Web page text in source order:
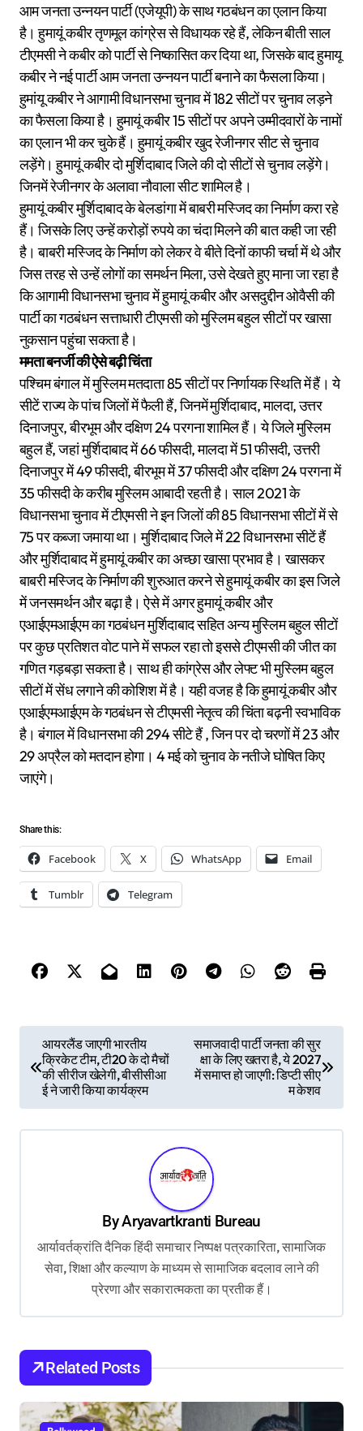
आम जनता उन्नयन पार्टी (एजेयूपी) के साथ गठबंधन का एलान किया
है। हुमायूं कबीर तृणमूल कांग्रेस से विधायक रहे हैं, लेकिन बीती साल
टीएमसी ने कबीर को पार्टी से निष्कासित कर दिया था, जिसके बाद हुमायू
कबीर ने नई पार्टी आम जनता उन्नयन पार्टी बनाने का फैसला किया।
हुमांयू कबीर ने आगामी विधानसभा चुनाव में 182 सीटों पर चुनाव लड़ने
का फैसला किया है। हुमायूं कबीर 15 सीटों पर अपने उम्मीदवारों के नामों
का एलान भी कर चुके हैं। हुमायूं कबीर खुद रेजीनगर सीट से चुनाव
लड़ेंगे। हुमायूं कबीर दो मुर्शिदाबाद जिले की दो सीटों से चुनाव लड़ेंगे।
जिनमें रेजीनगर के अलावा नौवाला सीट शामिल है।
हुमायूं कबीर मुर्शिदाबाद के बेलडांगा में बाबरी मस्जिद का निर्माण करा रहे
हैं। जिसके लिए उन्हें करोड़ों रुपये का चंदा मिलने की बात कही जा रही
है। बाबरी मस्जिद के निर्माण को लेकर वे बीते दिनों काफी चर्चा में थे और
जिस तरह से उन्हें लोगों का समर्थन मिला, उसे देखते हुए माना जा रहा है
कि आगामी विधानसभा चुनाव में हुमायूं कबीर और असदुद्दीन ओवैसी की
पार्टी का गठबंधन सत्ताधारी टीएमसी को मुस्लिम बहुल सीटों पर खासा
नुकसान पहुंचा सकता है।
ममता बनर्जी की ऐसे बढ़ी चिंता
पश्चिम बंगाल में मुस्लिम मतदाता 85 सीटों पर निर्णायक स्थिति में हैं। ये
सीटें राज्य के पांच जिलों में फैली हैं, जिनमें मुर्शिदाबाद, मालदा, उत्तर
दिनाजपुर, बीरभूम और दक्षिण 24 परगना शामिल हैं। ये जिले मुस्लिम
बहुल हैं, जहां मुर्शिदाबाद में 66 फीसदी, मालदा में 51 फीसदी, उत्तरी
दिनाजपुर में 49 फीसदी, बीरभूम में 37 फीसदी और दक्षिण 24 परगना में
35 फीसदी के करीब मुस्लिम आबादी रहती है। साल 2021 के
विधानसभा चुनाव में टीएमसी ने इन जिलों की 85 विधानसभा सीटों में से
75 पर कब्जा जमाया था। मुर्शिदाबाद जिले में 22 विधानसभा सीटें हैं
और मुर्शिदाबाद में हुमायूं कबीर का अच्छा खासा प्रभाव है। खासकर
बाबरी मस्जिद के निर्माण की शुरुआत करने से हुमायूं कबीर का इस जिले
में जनसमर्थन और बढ़ा है। ऐसे में अगर हुमायूं कबीर और
एआईएमआईएम का गठबंधन मुर्शिदाबाद सहित अन्य मुस्लिम बहुल सीटों
पर कुछ प्रतिशत वोट पाने में सफल रहा तो इससे टीएमसी की जीत का
गणित गड़बड़ा सकता है। साथ ही कांग्रेस और लेफ्ट भी मुस्लिम बहुल
सीटों में सेंध लगाने की कोशिश में है। यही वजह है कि हुमायूं कबीर और
एआईएमआईएम के गठबंधन से टीएमसी नेतृत्व की चिंता बढ़नी स्वभाविक
है। बंगाल में विधानसभा की 294 सीटे हैं , जिन पर दो चरणों में 23 और
29 अप्रैल को मतदान होगा। 4 मई को चुनाव के नतीजे घोषित किए
जाएंगे।
Share this:
Facebook X WhatsApp Email
Tumblr Telegram
o
n
आयरलैंड जाएगी भारतीय
क्रिकेट टीम, टी20 के दो मैचों
की सीरीज खेलेगी, बीसीसीआ
ई ने जारी किया कार्यक्रम
समाजवादी पार्टी जनता की सुर
क्षा के लिए खतरा है, ये 2027
में समाप्त हो जाएगी: डिप्टी सीए
म केशव
ByAryavartkranti Bureau
आर्यावर्तक्रांति दैनिक हिंदी समाचार निष्पक्ष पत्रकारिता, सामाजिक
सेवा, शिक्षा और कल्याण के माध्यम से सामाजिक बदलाव लाने की
प्रेरणा और सकारात्मकता का प्रतीक हैं।
Related Posts